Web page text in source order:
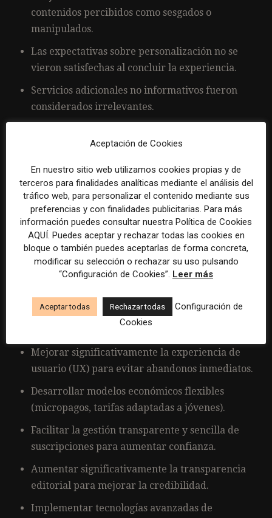
contenidos percibidos como sesgados o
manipulados.
Las expectativas sobre personalización no se
vieron satisfechas al concluir la experiencia.
Servicios adicionales no informativos fueron
considerados irrelevantes.
determinante para abandonar la suscripción.
Condiciones necesarias para reconsiderar
suscripciones futuras incluyen precios más
bajos, flexibilidad, exclusividad real y
contenidos altamente personalizados.
Recomendaciones estratégicas
finales:
Apostar por contenidos realmente exclusivos y
claramente diferenciados de las alternativas
Mejorar significativamente la experiencia de
usuario (UX) para evitar abandonos inmediatos.
Desarrollar modelos económicos flexibles
(micropagos, tarifas adaptadas a jóvenes).
Facilitar la gestión transparente y sencilla de
suscripciones para aumentar confianza.
Aumentar significativamente la transparencia
editorial para mejorar la credibilidad.
Implementar tecnologías avanzadas de
Aceptación de Cookies
En nuestro sitio web utilizamos cookies propias y de
terceros para finalidades analíticas mediante el análisis del
tráfico web, para personalizar el contenido mediante sus
preferencias y con finalidades publicitarias. Para más
información puedes consultar nuestra Política de Cookies
AQUÍ. Puedes aceptar y rechazar todas las cookies en
bloque o también puedes aceptarlas de forma concreta,
modificar su selección o rechazar su uso pulsando
“Configuración de Cookies”. Leer más
Aceptar todas Rechazar todas
Configuración de
Cookies